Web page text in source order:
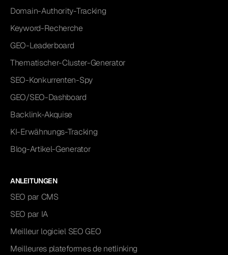
Domain-Authority-Tracking
Keyword-Recherche
GEO-Leaderboard
Thematischer-Cluster-Generator
SEO-Konkurrenten-Spy
GEO/SEO-Dashboard
Backlink-Akquise
KI-Erwähnungs-Tracking
Blog-Artikel-Generator
ANLEITUNGEN
SEO par CMS
SEO par IA
Meilleur logiciel SEO GEO
Meilleures plateformes de netlinking